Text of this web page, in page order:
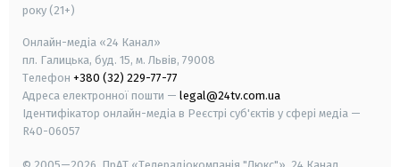
року (21+)
Онлайн-медіа «24 Канал»
пл. Галицька, буд. 15, м. Львів, 79008
Телефон +380 (32) 229-77-77
Адреса електронної пошти — legal@24tv.com.ua
Ідентифікатор онлайн-медіа в Реєстрі суб'єктів у сфері медіа —
R40-06057